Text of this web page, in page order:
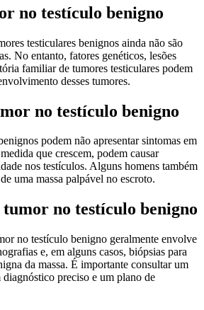
no testículo benigno
testiculares benignos ainda não são
No entanto, fatores genéticos, lesões
familiar de tumores testiculares podem
desses tumores.
no testículo benigno
podem não apresentar sintomas em
que crescem, podem causar
nos testículos. Alguns homens também
uma massa palpável no escroto.
no testículo benigno
no testículo benigno geralmente envolve
e, em alguns casos, biópsias para
da massa. É importante consultar um
preciso e um plano de